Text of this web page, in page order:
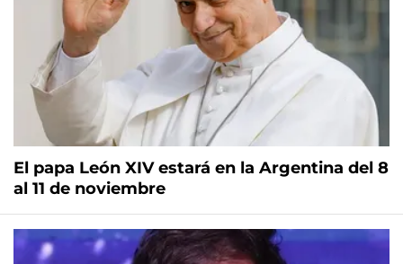
El papa León XIV estará en la Argentina del 8
al 11 de noviembre